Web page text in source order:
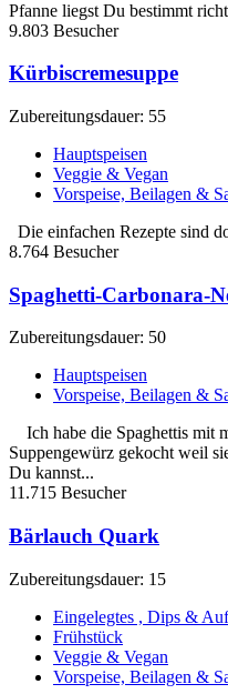
Pfanne liegst Du bestimmt
9.803 Besucher
Kürbiscremesuppe
Zubereitungsdauer: 55
Hauptspeisen
Veggie & Vegan
Vorspeise, Beilagen &
Die einfachen Rezepte sind
8.764 Besucher
Spaghetti-Carbonara-
Zubereitungsdauer: 50
Hauptspeisen
Vorspeise, Beilagen &
Ich habe die Spaghettis mit
Suppengewürz gekocht weil
Du kannst...
11.715 Besucher
Bärlauch Quark
Zubereitungsdauer: 15
Eingelegtes , Dips &
Frühstück
Veggie & Vegan
Vorspeise, Beilagen &